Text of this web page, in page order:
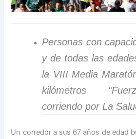
Personas con
y de todas las
la VIII Media
kilómetros
corriendo por La
Un corredor a sus 67 años de edad